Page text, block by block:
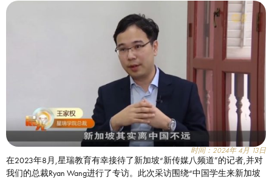
时间：2024年 4月 13日
在2023年8月,星瑞教育有幸接待了新加坡“新传媒八频道”的记者,并对
我们的总裁Ryan Wang进行了专访。此次采访围绕“中国学生来新加坡